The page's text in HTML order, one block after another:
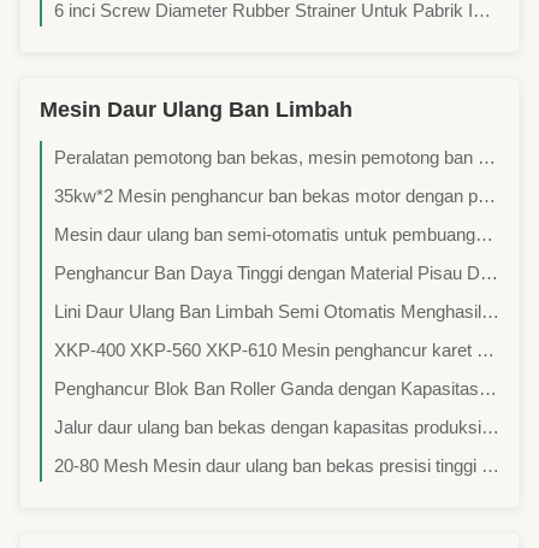
6 inci Screw Diameter Rubber Strainer Untuk Pabrik Inner Tube Dengan Kapasitas 1,5-2 ton / jam
Mesin Daur Ulang Ban Limbah
Peralatan pemotong ban bekas, mesin pemotong ban karet, mesin pemotong dua poros, peralatan mesin pembuatan blok karet
35kw*2 Mesin penghancur ban bekas motor dengan pendinginan air untuk ban masuk Ukuran Ban Kurang dari 1200mm
Mesin daur ulang ban semi-otomatis untuk pembuangan ban limbah Lini produksi bubuk karet
Penghancur Ban Daya Tinggi dengan Material Pisau DC53 dan Motor Penggerak 45kw*2 Dapat Memproses 5 Ton Ban Per Jam
Lini Daur Ulang Ban Limbah Semi Otomatis Menghasilkan Bubuk Karet 0-200 Mesh dengan Daya 55-150 KW untuk Ban di Bawah 1200mm
XKP-400 XKP-560 XKP-610 Mesin penghancur karet ban bekas dengan output 500kg/jam 1000kg/jam 2000kg/jam untuk produksi bubuk daur ulang ban
Penghancur Blok Ban Roller Ganda dengan Kapasitas Produksi 1500kg/jam, Motor Penggerak 66kw*2, dan Dimensi 10m*5m*3m untuk Daur Ulang Ban yang Efisien
Jalur daur ulang ban bekas dengan kapasitas produksi 1500kg/jam 132kw Motor penggerak dan 20 pcs bilah untuk produksi bubuk karet
20-80 Mesh Mesin daur ulang ban bekas presisi tinggi untuk 30-120 Mesh Rubber Powder Grinding